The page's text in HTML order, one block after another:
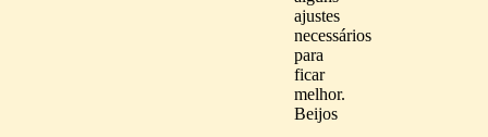
ajustes
necessários
para
ficar
melhor.
Beijos